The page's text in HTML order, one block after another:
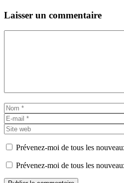
Laisser un commentaire
Nom
Prévenez-moi de tous les
Prévenez-moi de tous les